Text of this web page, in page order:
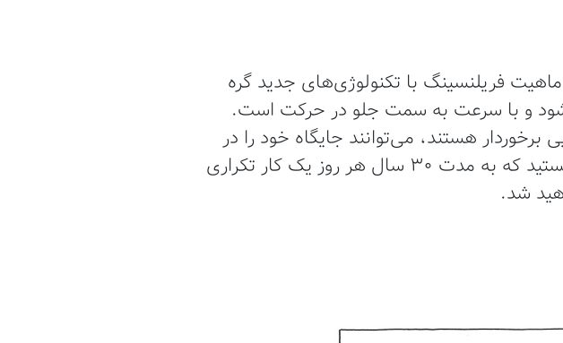
فریلنسینگ با تکنولوژی‌های جدید گره
و با سرعت به سمت جلو در حرکت است.
برخوردار هستند، می‌توانند جایگاه خود را در
این بازار رقابتی حفظ کنند. فراموش نکنید که شمار کارمند نیستید که به مدت 30 سال هر روز یک کار تکراری
شد.